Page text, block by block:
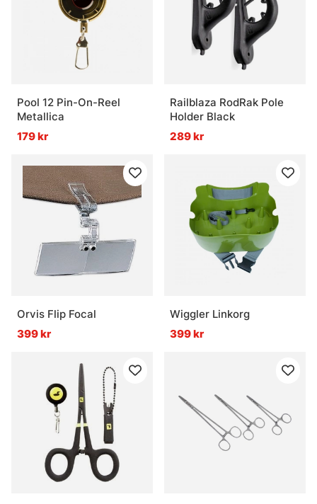
Pool 12 Pin-On-Reel
Metallica
179 kr
Railblaza RodRak Pole
Holder Black
289 kr
Orvis Flip Focal
399 kr
Wiggler Linkorg
399 kr